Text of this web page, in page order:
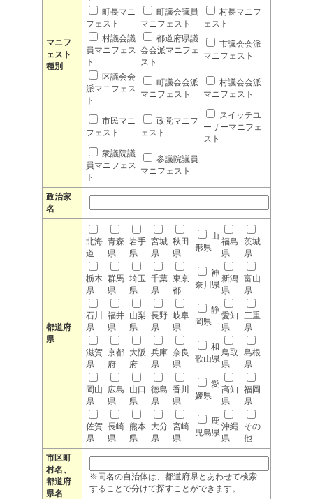
マニフ
ェスト
種別
町長マニ
フェスト
町議会議員
マニフェスト
村長マニフ
ェスト
村議会議
員マニフェス
ト
都道府県議
会会派マニフェ
スト
市議会会派
マニフェスト
区議会会
派マニフェス
ト
町議会会派
マニフェスト
村議会会派
マニフェスト
市民マニ
フェスト
政党マニフ
ェスト
スイッチユ
ーザーマニフェ
スト
衆議院議
員マニフェス
ト
参議院議員
マニフェスト
政治家
名
都道府
県
北海
道
青森
県
岩手
県
宮城
県
秋田
県
山
形県
福島
県
茨城
県
栃木
県
群馬
県
埼玉
県
千葉
県
東京
都
神
奈川県
新潟
県
富山
県
石川
県
福井
県
山梨
県
長野
県
岐阜
県
静
岡県
愛知
県
三重
県
滋賀
県
京都
府
大阪
府
兵庫
県
奈良
県
和
歌山県
鳥取
県
島根
県
岡山
県
広島
県
山口
県
徳島
県
香川
県
愛
媛県
高知
県
福岡
県
佐賀
県
長崎
県
熊本
県
大分
県
宮崎
県
鹿
児島県
沖縄
県
その
他
市区町
村名、
都道府
県名
※同名の自治体は、都道府県とあわせて検索
することで分けて探すことができます。